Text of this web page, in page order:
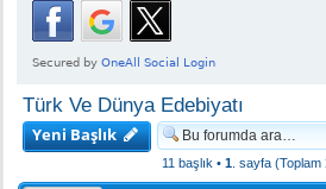
Türk Ve Dünya Edebiyatı
Yeni Başlık
11 başlık • 1. sayfa (Toplam